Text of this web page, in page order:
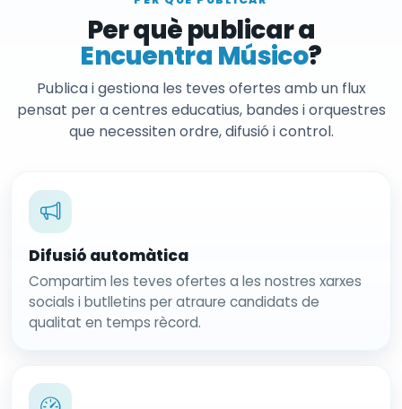
Per què publicar a
Encuentra Músico?
Publica i gestiona les teves ofertes amb un flux
pensat per a centres educatius, bandes i orquestres
que necessiten ordre, difusió i control.
Difusió automàtica
Compartim les teves ofertes a les nostres xarxes
socials i butlletins per atraure candidats de
qualitat en temps rècord.